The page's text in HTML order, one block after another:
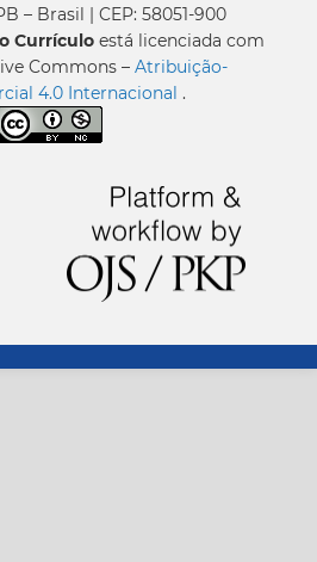
– Brasil | CEP: 58051-900
Currículo está licenciada com
Commons – Atribuição-
4.0 Internacional .